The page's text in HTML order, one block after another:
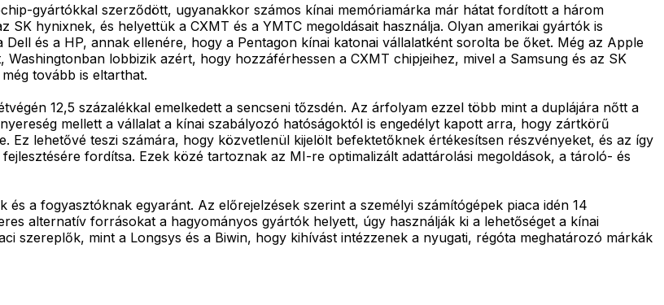
gyártókkal szerződött, ugyanakkor számos kínai memóriamárka már hátat fordított a három
hynixnek, és helyettük a CXMT és a YMTC megoldásait használja. Olyan amerikai gyártók is
és a HP, annak ellenére, hogy a Pentagon kínai katonai vállalatként sorolta be őket. Még az Apple
lobbizik azért, hogy hozzáférhessen a CXMT chipjeihez, mivel a Samsung és az SK
tovább is eltarthat.
12,5 százalékkal emelkedett a sencseni tőzsdén. Az árfolyam ezzel több mint a duplájára nőtt a
mellett a vállalat a kínai szabályozó hatóságoktól is engedélyt kapott arra, hogy zártkörű
lehetővé teszi számára, hogy közvetlenül kijelölt befektetőknek értékesítsen részvényeket, és az így
fordítsa. Ezek közé tartoznak az MI-re optimalizált adattárolási megoldások, a tároló- és
a fogyasztóknak egyaránt. Az előrejelzések szerint a személyi számítógépek piaca idén 14
alternatív forrásokat a hagyományos gyártók helyett, úgy használják ki a lehetőséget a kínai
szereplők, mint a Longsys és a Biwin, hogy kihívást intézzenek a nyugati, régóta meghatározó márkák